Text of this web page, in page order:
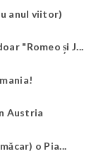
anul viitor)
"Romeo și J...
Austria
o Pia...